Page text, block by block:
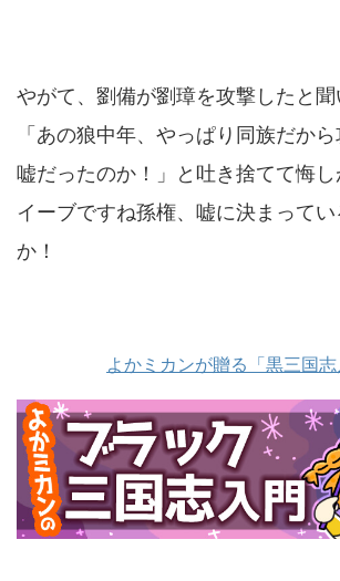
やがて、劉備が劉璋を攻撃したと聞
「あの狼中年、やっぱり同族だか
嘘だったのか！」と吐き捨てて悔
イーブですね孫権、嘘に決まって
か！
よかミカンが贈る「黒三国志